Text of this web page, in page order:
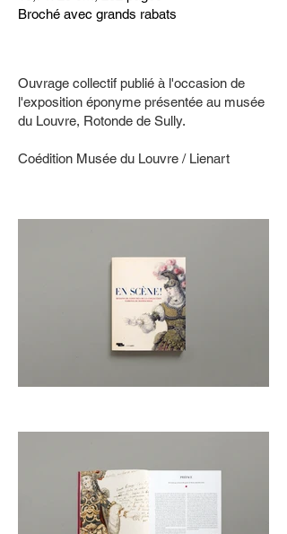
Broché avec grands rabats
Ouvrage collectif publié à l'occasion de
l'exposition éponyme présentée au musée
du Louvre, Rotonde de Sully.
Coédition Musée du Louvre / Lienart